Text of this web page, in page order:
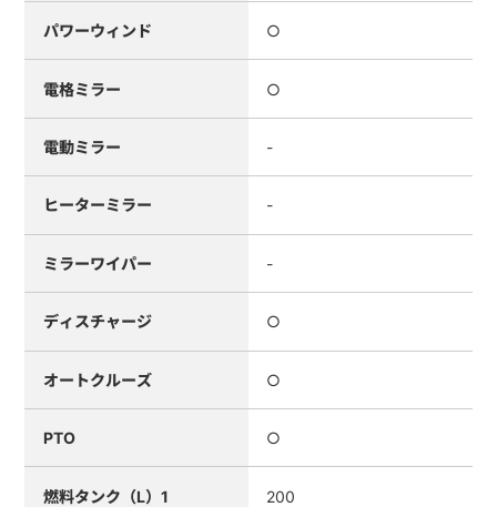
パワーウィンド ○
電格ミラー ○
電動ミラー -
ヒーターミラー -
ミラーワイパー -
ディスチャージ ○
オートクルーズ ○
PTO ○
燃料タンク（L）1 200